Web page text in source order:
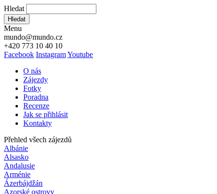
Hledat
Hledat
Menu
mundo@mundo.cz
+420 773 10 40 10
Facebook InstagramYoutube
O nás
Zájezdy
Fotky
Poradna
Recenze
Jak se přihlásit
Kontakty
Přehled všech zájezdů
Albánie
Alsasko
Andalusie
Arménie
Ázerbájdžán
Azorské ostrovy